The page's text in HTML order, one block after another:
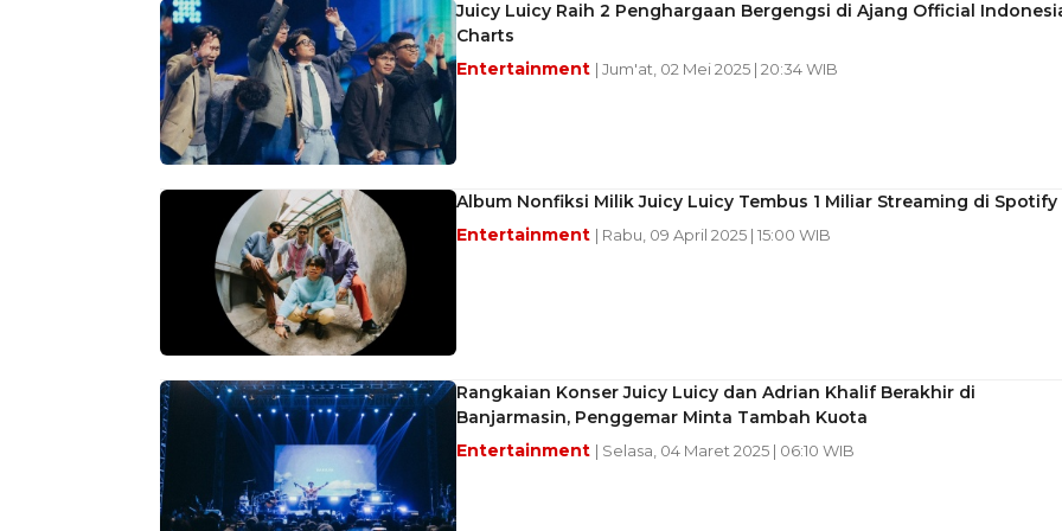
Juicy Luicy Raih 2 Penghargaan Bergengsi di Ajang Official
Charts
Entertainment | Jum'at, 02 Mei 2025 | 20:34 WIB
Album Nonfiksi Milik Juicy Luicy Tembus 1 Miliar Streaming di Spotify
Entertainment | Rabu, 09 April 2025 | 15:00 WIB
Rangkaian Konser Juicy Luicy dan Adrian Khalif Berakhir di
Banjarmasin, Penggemar Minta Tambah Kuota
Entertainment | Selasa, 04 Maret 2025 | 06:10 WIB